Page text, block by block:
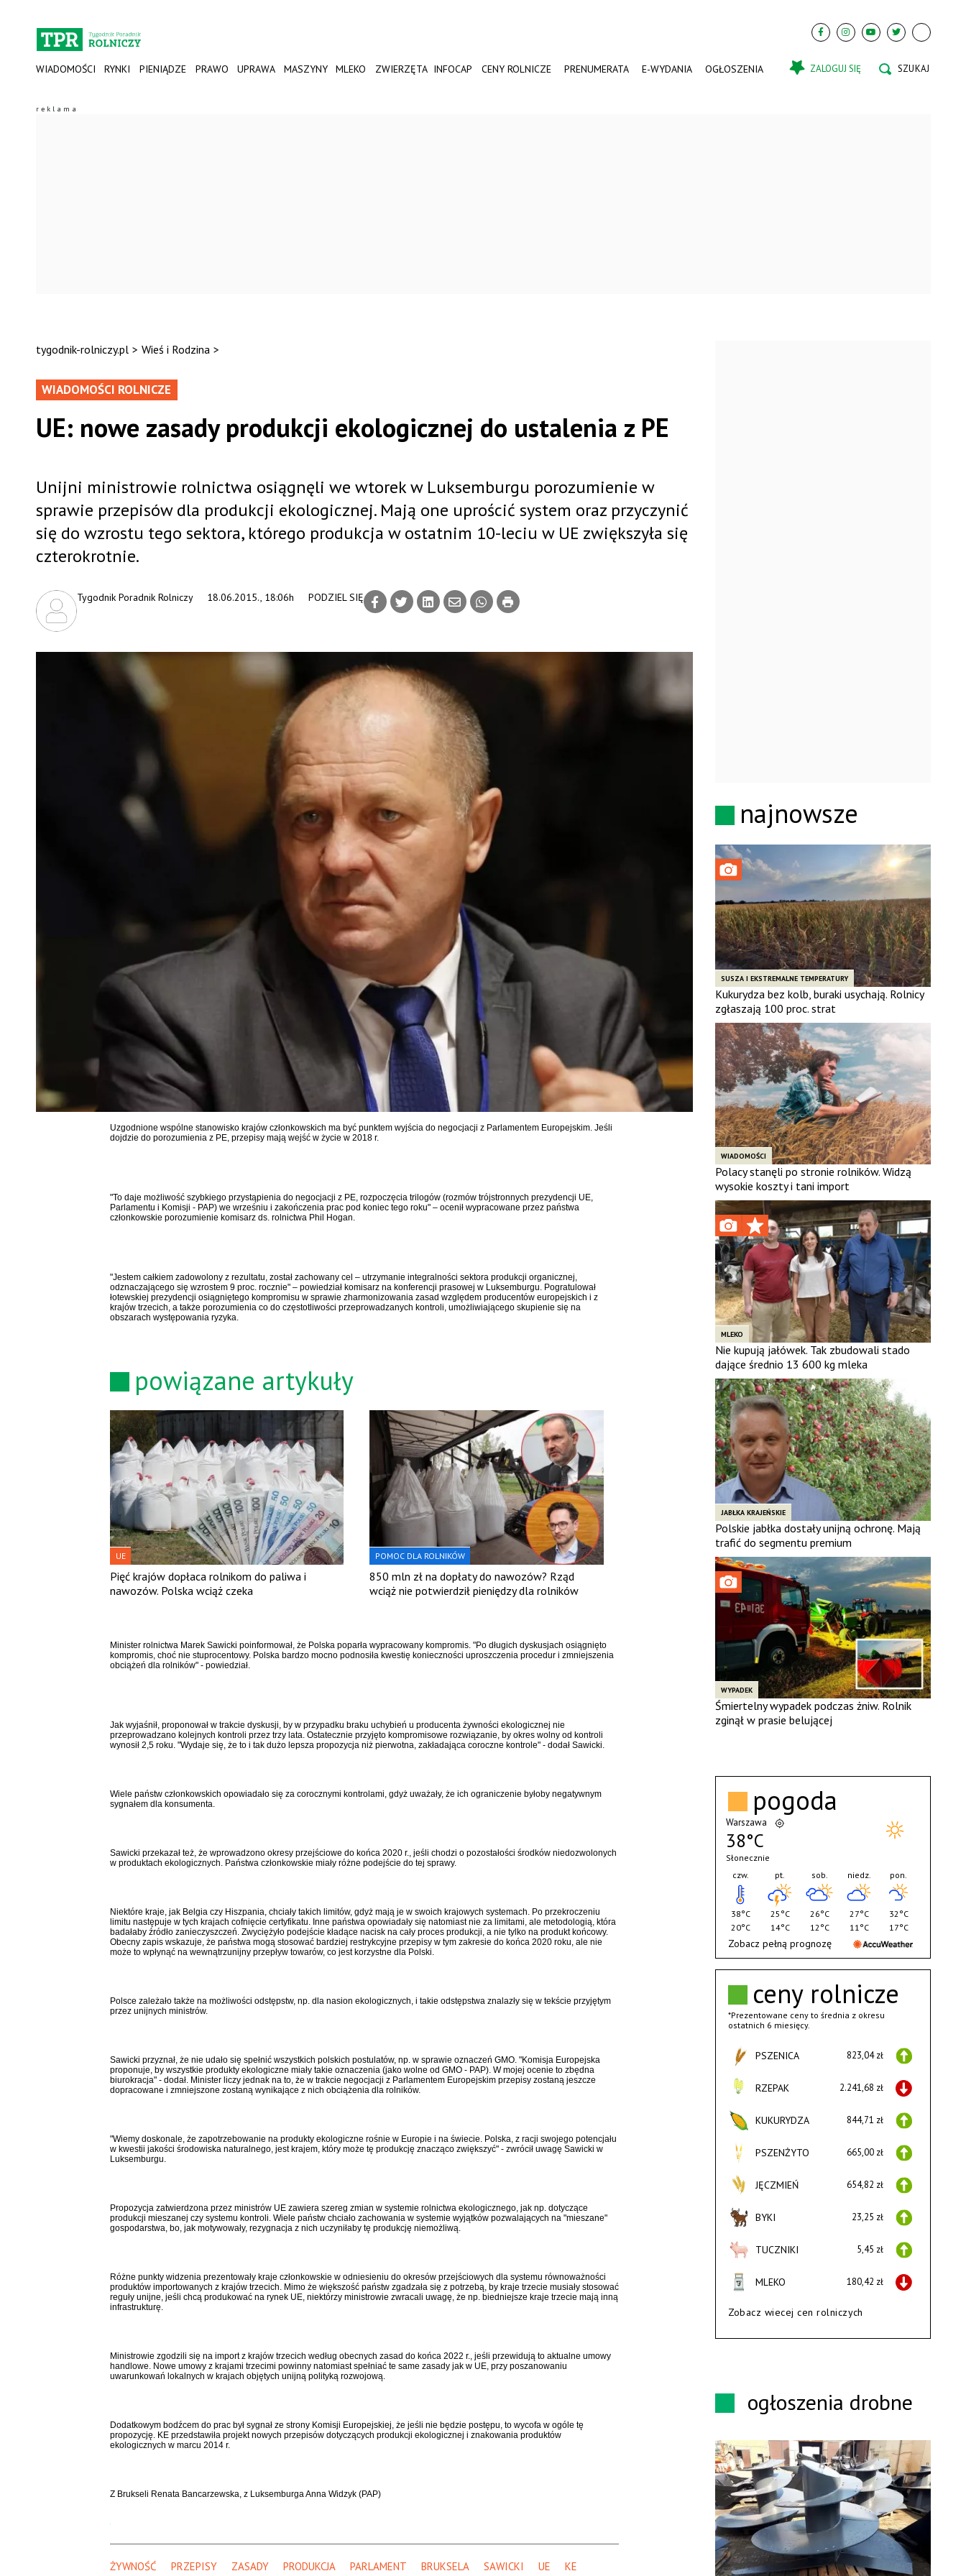
WIADOMOŚCI RYNKI PIENIĄDZE PRAWO UPRAWA MASZYNY MLEKO ZWIERZĘTA INFOCAP CENY ROLNICZE PRENUMERATA E-WYDANIA OGŁOSZENIA ZALOGUJ SIĘ
tygodnik-rolniczy.pl > Wieś i Rodzina >
WIADOMOŚCI ROLNICZE
UE: nowe zasady produkcji ekologicznej do ustalenia z PE
18.06.2015., 18:06h
Tygodnik Poradnik Rolniczy PODZIEL SIĘ
Unijni ministrowie rolnictwa osiągnęli we wtorek w Luksemburgu porozumienie w
sprawie przepisów dla produkcji ekologicznej. Mają one uprościć system oraz przyczynić
się do wzrostu tego sektora, którego produkcja w ostatnim 10-leciu w UE zwiększyła się
czterokrotnie.
Uzgodnione wspólne stanowisko krajów członkowskich ma być punktem wyjścia do negocjacji z Parlamentem Europejskim. Jeśli
dojdzie do porozumienia z PE, przepisy mają wejść w życie w 2018 r.
"To daje możliwość szybkiego przystąpienia do negocjacji z PE, rozpoczęcia trilogów (rozmów trójstronnych prezydencji UE,
Parlamentu i Komisji - PAP) we wrześniu i zakończenia prac pod koniec tego roku" – ocenił wypracowane przez państwa
członkowskie porozumienie komisarz ds. rolnictwa Phil Hogan.
"Jestem całkiem zadowolony z rezultatu, został zachowany cel – utrzymanie integralności sektora produkcji organicznej,
odznaczającego się wzrostem 9 proc. rocznie" – powiedział komisarz na konferencji prasowej w Luksemburgu. Pogratulował
łotewskiej prezydencji osiągniętego kompromisu w sprawie zharmonizowania zasad względem producentów europejskich i z
krajów trzecich, a także porozumienia co do częstotliwości przeprowadzanych kontroli, umożliwiającego skupienie się na
obszarach występowania ryzyka.
powiązane artykuły
UE
Pięć krajów dopłaca rolnikom do paliwa i
nawozów. Polska wciąż czeka
POMOC DLA ROLNIKÓW
850 mln zł na dopłaty do nawozów? Rząd
wciąż nie potwierdził pieniędzy dla rolników
Minister rolnictwa Marek Sawicki poinformował, że Polska poparła wypracowany kompromis. "Po długich dyskusjach osiągnięto
kompromis, choć nie stuprocentowy. Polska bardzo mocno podnosiła kwestię konieczności uproszczenia procedur i zmniejszenia
obciążeń dla rolników" - powiedział.
Jak wyjaśnił, proponował w trakcie dyskusji, by w przypadku braku uchybień u producenta żywności ekologicznej nie
przeprowadzano kolejnych kontroli przez trzy lata. Ostatecznie przyjęto kompromisowe rozwiązanie, by okres wolny od kontroli
wynosił 2,5 roku. "Wydaje się, że to i tak dużo lepsza propozycja niż pierwotna, zakładająca coroczne kontrole" - dodał Sawicki.
Wiele państw członkowskich opowiadało się za corocznymi kontrolami, gdyż uważały, że ich ograniczenie byłoby negatywnym
sygnałem dla konsumenta.
Sawicki przekazał też, że wprowadzono okresy przejściowe do końca 2020 r., jeśli chodzi o pozostałości środków niedozwolonych
w produktach ekologicznych. Państwa członkowskie miały różne podejście do tej sprawy.
Niektóre kraje, jak Belgia czy Hiszpania, chciały takich limitów, gdyż mają je w swoich krajowych systemach. Po przekroczeniu
limitu następuje w tych krajach cofnięcie certyfikatu. Inne państwa opowiadały się natomiast nie za limitami, ale metodologią, która
badałaby źródło zanieczyszczeń. Zwyciężyło podejście kładące nacisk na cały proces produkcji, a nie tylko na produkt końcowy.
Obecny zapis wskazuje, że państwa mogą stosować bardziej restrykcyjne przepisy w tym zakresie do końca 2020 roku, ale nie
może to wpłynąć na wewnątrzunijny przepływ towarów, co jest korzystne dla Polski.
Polsce zależało także na możliwości odstępstw, np. dla nasion ekologicznych, i takie odstępstwa znalazły się w tekście przyjętym
przez unijnych ministrów.
Sawicki przyznał, że nie udało się spełnić wszystkich polskich postulatów, np. w sprawie oznaczeń GMO. "Komisja Europejska
proponuje, by wszystkie produkty ekologiczne miały takie oznaczenia (jako wolne od GMO - PAP). W mojej ocenie to zbędna
biurokracja" - dodał. Minister liczy jednak na to, że w trakcie negocjacji z Parlamentem Europejskim przepisy zostaną jeszcze
dopracowane i zmniejszone zostaną wynikające z nich obciążenia dla rolników.
"Wiemy doskonale, że zapotrzebowanie na produkty ekologiczne rośnie w Europie i na świecie. Polska, z racji swojego potencjału
w kwestii jakości środowiska naturalnego, jest krajem, który może tę produkcję znacząco zwiększyć" - zwrócił uwagę Sawicki w
Luksemburgu.
Propozycja zatwierdzona przez ministrów UE zawiera szereg zmian w systemie rolnictwa ekologicznego, jak np. dotyczące
produkcji mieszanej czy systemu kontroli. Wiele państw chciało zachowania w systemie wyjątków pozwalających na "mieszane"
gospodarstwa, bo, jak motywowały, rezygnacja z nich uczyniłaby tę produkcję niemożliwą.
Różne punkty widzenia prezentowały kraje członkowskie w odniesieniu do okresów przejściowych dla systemu równoważności
produktów importowanych z krajów trzecich. Mimo że większość państw zgadzała się z potrzebą, by kraje trzecie musiały stosować
reguły unijne, jeśli chcą produkować na rynek UE, niektórzy ministrowie zwracali uwagę, że np. biedniejsze kraje trzecie mają inną
infrastrukturę.
Ministrowie zgodzili się na import z krajów trzecich według obecnych zasad do końca 2022 r., jeśli przewidują to aktualne umowy
handlowe. Nowe umowy z krajami trzecimi powinny natomiast spełniać te same zasady jak w UE, przy poszanowaniu
uwarunkowań lokalnych w krajach objętych unijną polityką rozwojową.
Dodatkowym bodźcem do prac był sygnał ze strony Komisji Europejskiej, że jeśli nie będzie postępu, to wycofa w ogóle tę
propozycję. KE przedstawiła projekt nowych przepisów dotyczących produkcji ekologicznej i znakowania produktów
ekologicznych w marcu 2014 r.
Z Brukseli Renata Bancarzewska, z Luksemburga Anna Widzyk (PAP)
ŻYWNOŚĆ PRZEPISY ZASADY PRODUKCJA PARLAMENT BRUKSELA SAWICKI UE KE
najnowsze
SUSZA I EKSTREMALNE TEMPERATURY
Kukurydza bez kolb, buraki usychają. Rolnicy
zgłaszają 100 proc. strat
WIADOMOŚCI
Polacy stanęli po stronie rolników. Widzą
wysokie koszty i tani import
MLEKO
Nie kupują jałówek. Tak zbudowali stado
dające średnio 13 600 kg mleka
JABŁKA KRAJEŃSKIE
Polskie jabłka dostały unijną ochronę. Mają
trafić do segmentu premium
WYPADEK
Śmiertelny wypadek podczas żniw. Rolnik
zginął w prasie belującej
ceny rolnicze
*Prezentowane ceny to średnia z okresu
ostatnich 6 miesięcy.
PSZENICA 823,04 zł
RZEPAK 2.241,68 zł
KUKURYDZA 844,71 zł
PSZENŻYTO 665,00 zł
JĘCZMIEŃ 654,82 zł
BYKI 23,25 zł
TUCZNIKI 5,45 zł
MLEKO 180,42 zł
Zobacz wiecej cen rolniczych
pogoda
Warszawa
38°C
Słonecznie
czw.
38°C
20°C
pt.
25°C
14°C
sob.
26°C
12°C
niedz.
27°C
11°C
pon.
32°C
17°C
Zobacz pełną prognozę
ogłoszenia drobne